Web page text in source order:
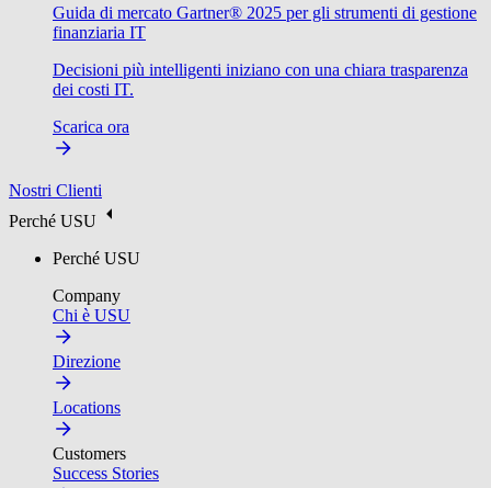
Guida di mercato Gartner® 2025 per gli strumenti di gestione
finanziaria IT
Decisioni più intelligenti iniziano con una chiara trasparenza
dei costi IT.
Scarica ora
Nostri Clienti
Perché USU
Perché USU
Company
Chi è USU
Direzione
Locations
Customers
Success Stories